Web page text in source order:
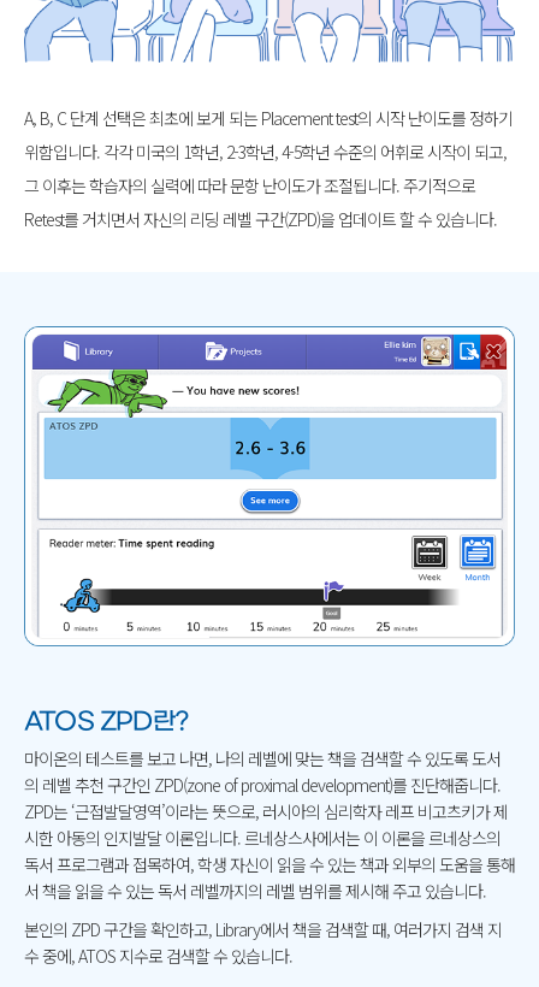
A, B, C 단계 선택은 최초에 보게 되는 Placement test의 시작 난이도를 정하기
위함입니다. 각각 미국의 1학년, 2-3학년, 4-5학년 수준의 어휘로 시작이 되고,
그 이후는 학습자의 실력에 따라 문항 난이도가 조절됩니다.주기적으로
Retest를 거치면서 자신의 리딩 레벨 구간(ZPD)을 업데이트 할 수 있습니다.
ATOS ZPD란?
마이온의 테스트를 보고 나면, 나의 레벨에 맞는 책을 검색할 수 있도록도서
의 레벨 추천 구간인 ZPD(zone of proximal development)를 진단해줍니다.
ZPD는 ‘근접발달영역’이라는 뜻으로, 러시아의 심리학자 레프 비고츠키가 제
시한 아동의 인지발달 이론입니다. 르네상스사에서는 이 이론을 르네상스의
독서 프로그램과 접목하여, 학생 자신이 읽을 수 있는 책과 외부의 도움을 통해
서 책을 읽을 수 있는 독서 레벨까지의 레벨 범위를 제시해 주고 있습니다.
본인의 ZPD 구간을 확인하고, Library에서 책을 검색할 때, 여러가지 검색 지
수 중에, ATOS 지수로 검색할 수 있습니다.